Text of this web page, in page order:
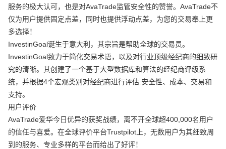
服务的极大认可，也是对AvaTrade监管安全性的赞誉。AvaTrade不
仅为用户提供固定点差，同时也提供浮动点差，为您的交易奉上更
多选择！
InvestinGoal诞生于意大利，其宗旨是帮助全球的交易员。
InvestinGoal致力于简化交易术语，以及对行业顶级经纪商的细致研
究的清晰。其创建了一个基于大型数据库和算法的经纪商评级系
统，并根据4个宏观类别对经纪商进行评估:安全性、成本、交易和
支持。
用户评价
AvaTrade爱华今日优异的获奖战绩，离不开全球超400,000名用户
的信任与喜爱。在全球评价平台Trustpilot上，无数用户为其细致周
到的服务、专业多样的平台而给出了好评！